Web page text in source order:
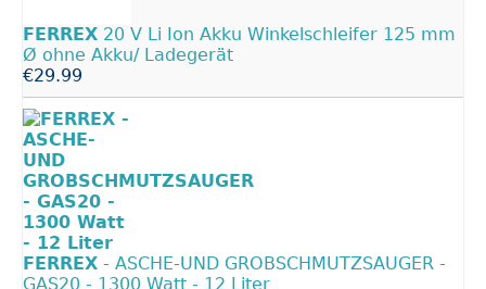
FERREX 20 V Li Ion Akku Winkelschleifer 125 mm
Ø ohne Akku/ Ladegerät
€29.99
FERREX - ASCHE-UND GROBSCHMUTZSAUGER -
GAS20 - 1300 Watt - 12 Liter